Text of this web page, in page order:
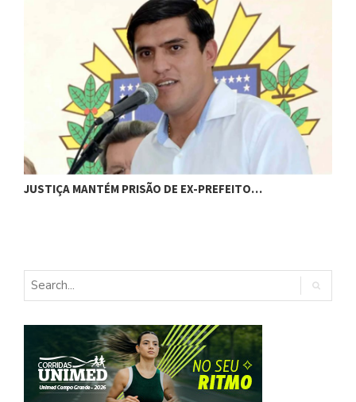
JUSTIÇA MANTÉM PRISÃO DE EX-PREFEITO…